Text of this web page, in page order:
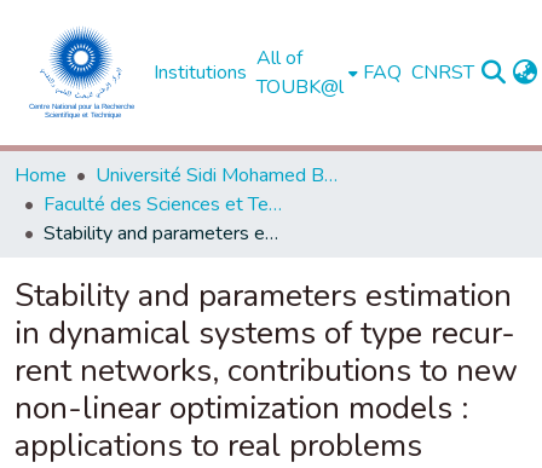
Institutions
All of
TOUBK@l
FAQ CNRST
Home
Université Sidi Mohamed Ben Abdellah de Fès
Faculté des Sciences et Techniques - Fès
Stability and parameters estimation in dynamical systems of type recur- rent networks, contributions to new non-linear optimization models : applications to real problems
Stability and parameters estimation
in dynamical systems of type recur-
rent networks, contributions to new
non-linear optimization models :
applications to real problems